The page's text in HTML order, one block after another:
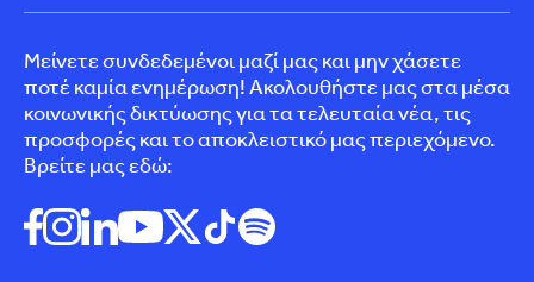
Μείνετε συνδεδεμένοι μαζί μας και μην χάσετε
ποτέ καμία ενημέρωση! Ακολουθήστε μας στα μέσα
κοινωνικής δικτύωσης για τα τελευταία νέα, τις
προσφορές και το αποκλειστικό μας περιεχόμενο.
Βρείτε μας εδώ: